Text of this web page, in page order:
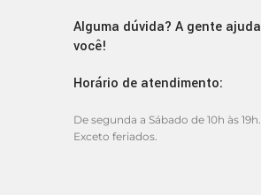
Alguma dúvida? A gente ajuda
você!
Horário de atendimento:
De segunda a Sábado de 10h às 19h.
Exceto feriados.